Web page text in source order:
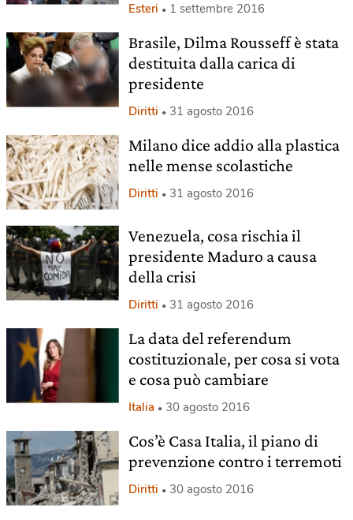
Esteri 1 settembre 2016
Brasile, Dilma Rousseff è stata
destituita dalla carica di
presidente
Diritti 31 agosto 2016
Milano dice addio alla plastica
nelle mense scolastiche
Diritti 31 agosto 2016
Venezuela, cosa rischia il
presidente Maduro a causa
della crisi
Diritti 31 agosto 2016
La data del referendum
costituzionale, per cosa si vota
e cosa può cambiare
Italia 30 agosto 2016
Cos’è Casa Italia, il piano di
prevenzione contro i terremoti
Diritti 30 agosto 2016